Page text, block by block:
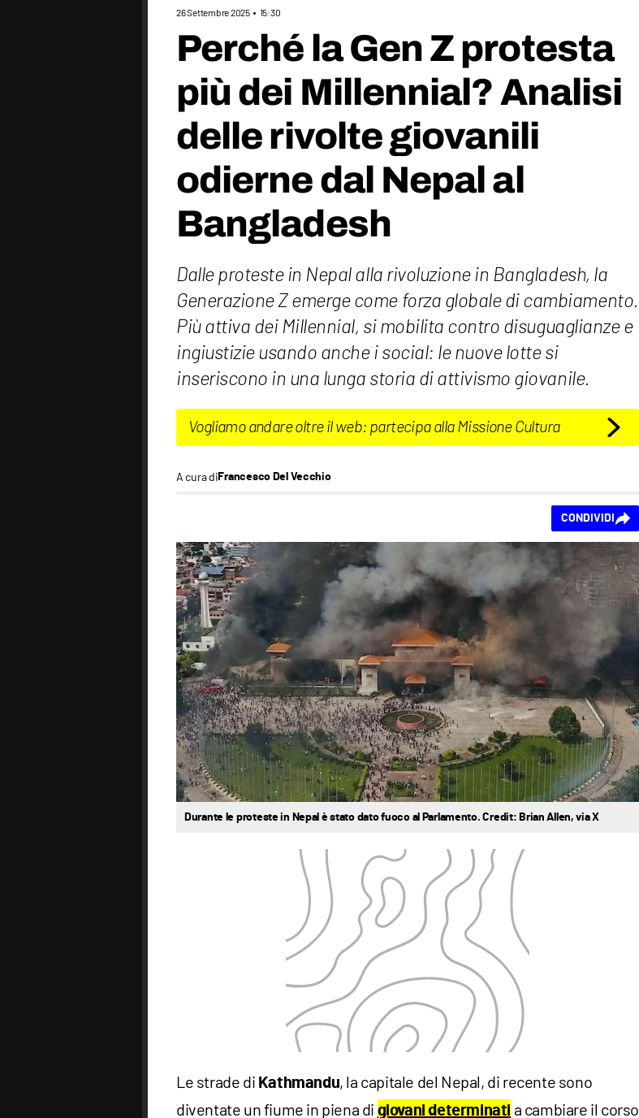
26 Settembre 2025 15:30
Perché la Gen Z protesta
più dei Millennial? Analisi
delle rivolte giovanili
odierne dal Nepal al
Bangladesh
Dalle proteste in Nepal alla rivoluzione in Bangladesh, la
Generazione Z emerge come forza globale di cambiamento.
Più attiva dei Millennial, si mobilita contro disuguaglianze e
ingiustizie usando anche i social: le nuove lotte si
inseriscono in una lunga storia di attivismo giovanile.
Vogliamo andare oltre il web: partecipa alla Missione Cultura
A cura diFrancesco Del Vecchio
CONDIVIDI
Durante le proteste in Nepal è stato dato fuoco al Parlamento. Credit: Brian Allen, via X
Le strade di Kathmandu, la capitale del Nepal, di recente sono
diventate un fiume in piena di giovani determinati a cambiare il corso